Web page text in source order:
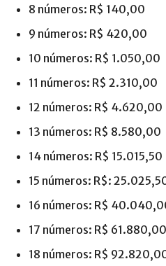
8 números: R$ 140,00
9 números: R$ 420,00
10 números: R$ 1.050,00
11 números: R$ 2.310,00
12 números: R$ 4.620,00
13 números: R$ 8.580,00
14 números: R$ 15.015,50
15 números: R$:
16 números: R$
17 números: R$ 61.880,00
18 números: R$